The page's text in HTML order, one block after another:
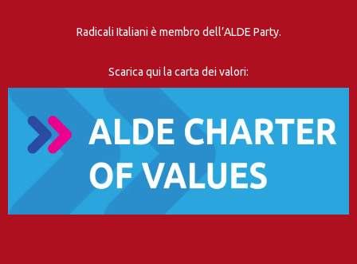
Radicali Italiani è membro dell’ALDE Party.
Scarica qui la carta dei valori: